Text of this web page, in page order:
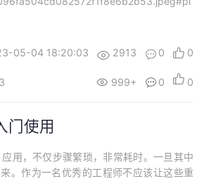
05-04 18:20:03 2913 0 0
999+ 0 0
门使用
用，不仅步骤繁琐，非常耗时。一旦其中
。作为一名优秀的工程师不应该让这些重